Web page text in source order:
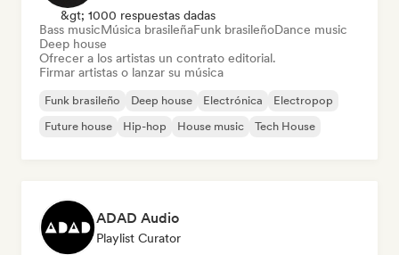
&gt; 1000 respuestas dadas
Bass musicMúsica brasileñaFunk brasileñoDance music
Deep house
Ofrecer a los artistas un contrato editorial.
Firmar artistas o lanzar su música
Funk brasileño Deep house Electrónica
Electropop
Future house
Hip-hop House music Tech House
ADAD Audio
Playlist Curator